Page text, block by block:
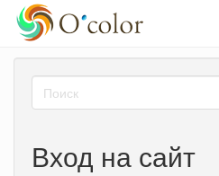
основному
Форма
поиска
Вход на сайт